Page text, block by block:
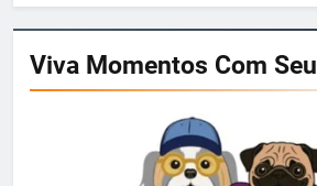
Viva Momentos Com Seu